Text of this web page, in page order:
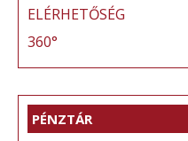
ELÉRHETŐSÉG
360°
PÉNZTÁR